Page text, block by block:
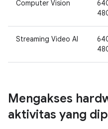
Computer Vision
Streaming Video AI
Mengakses
aktivitas yang